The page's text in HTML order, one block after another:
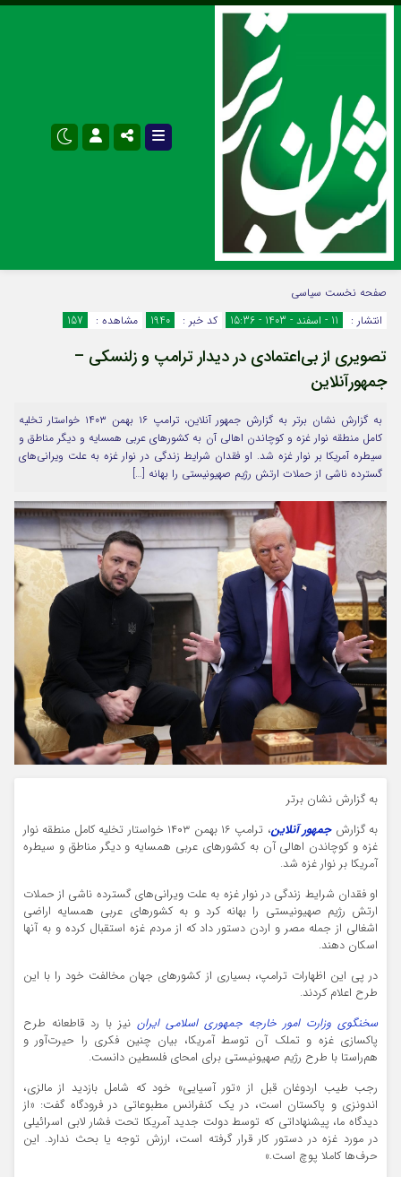
اینستاگرام
سروش
ایتا
آپارات
اپلیکیشن رمز عبور
مرا به خاطر بسپار
Forget Password
صفحه نخست سیاسی
انتشار :
11 - اسفند - 1403 - 15:36 کد خبر : 1940 مشاهده : 157
تصویری از بی‌اعتمادی در دیدار ترامپ و زلنسکی –
جمهورآنلاین
به گزارش نشان برتر به گزارش جمهور آنلاین، ترامپ ۱۶ بهمن ۱۴۰۳ خواستار تخلیه
کامل منطقه نوار غزه و کوچاندن اهالی آن به کشورهای عربی همسایه و دیگر مناطق و
سیطره آمریکا بر نوار غزه شد. او فقدان شرایط زندگی در نوار غزه به علت ویرانی‌های
گسترده ناشی از حملات ارتش رژیم صهیونیستی را بهانه […]
به گزارش نشان برتر
به گزارشجمهور آنلاین
، ترامپ ۱۶ بهمن ۱۴۰۳ خواستار تخلیه کامل منطقه نوار
غزه و کوچاندن اهالی آن به کشورهای عربی همسایه و دیگر مناطق و سیطره
آمریکا بر نوار غزه شد.
او فقدان شرایط زندگی در نوار غزه به علت ویرانی‌های گسترده ناشی از حملات
ارتش رژیم صهیونیستی را بهانه کرد و به کشورهای عربی همسایه اراضی
اشغالی از جمله مصر و اردن دستور داد که از مردم غزه استقبال کرده و به آنها
اسکان دهند.
در پی این اظهارات ترامپ، بسیاری از کشورهای جهان مخالفت خود را با این
طرح اعلام کردند.
سخنگوی وزارت امور خارجه جمهوری اسلامی ایران نیز با رد قاطعانه طرح
پاکسازی غزه و تملک آن توسط آمریکا، بیان چنین فکری را حیرت‌آور و
هم‌راستا با طرح رژیم صهیونیستی برای امحای فلسطین دانست.
رجب طیب اردوغان قبل از «تور آسیایی» خود که شامل بازدید از مالزی،
اندونزی و پاکستان است، در یک کنفرانس مطبوعاتی در فرودگاه گفت: «از
دیدگاه ما، پیشنهاداتی که توسط دولت جدید آمریکا تحت فشار لابی اسرائیلی
در مورد غزه در دستور کار قرار گرفته است، ارزش توجه یا بحث ندارد. این
حرف‌ها کاملا پوچ است.»